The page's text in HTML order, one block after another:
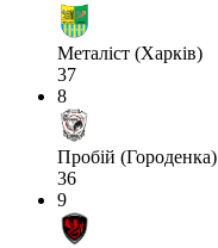
Металіст (Харків)
37
8
Пробій (Городенка)
36
9